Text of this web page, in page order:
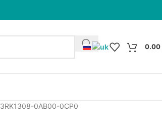
0.00
3RK1308-0AB00-0CP0